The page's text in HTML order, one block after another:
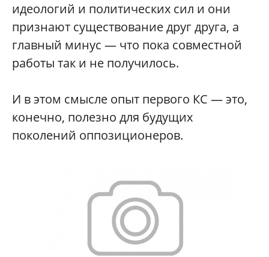
идеологий и политических сил и они
признают существование друг друга, а
главный минус — что пока совместной
работы так и не получилось.
И в этом смысле опыт первого КС — это,
конечно, полезно для будущих
поколений оппозиционеров.